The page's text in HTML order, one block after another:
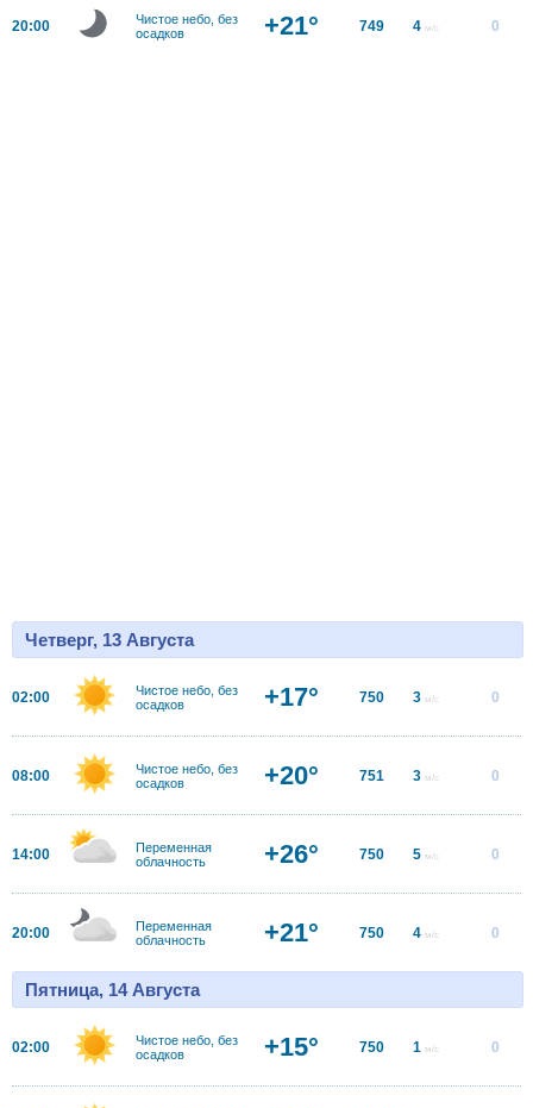
20:00
Чистое небо, без
осадков
+21° 749 4 м/с 0
Четверг, 13 Августа
02:00
Чистое небо, без
осадков
+17° 750 3 м/с 0
08:00
Чистое небо, без
осадков
+20° 751 3 м/с 0
14:00
Переменная
облачность
+26° 750 5 м/с 0
20:00
Переменная
облачность
+21° 750 4 м/с 0
Пятница, 14 Августа
02:00
Чистое небо, без
осадков
+15° 750 1 м/с 0